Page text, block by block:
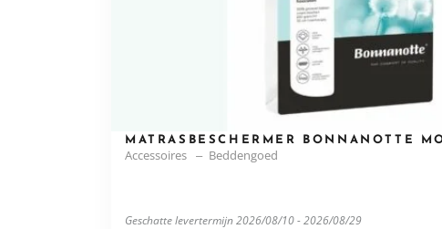
MATRASBESCHERMER BONNANOTTE
Accessoires Beddengoed
Geschatte levertermijn 2026/08/10 - 2026/08/29